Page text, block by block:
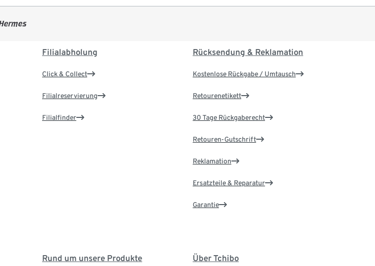
Filialabholung
Click & Collect
Filialreservierung
Filialfinder
Rücksendung & Reklamation
Kostenlose Rückgabe / Umtausch
Retourenetikett
30 Tage Rückgaberecht
Retouren-Gutschrift
Reklamation
Ersatzteile & Reparatur
Garantie
Rund um unsere Produkte Über Tchibo